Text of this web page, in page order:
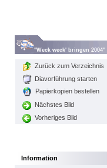
"Weck weck' bringen 2004"
Zurück zum Verzeichnis
Diavorführung starten
Papierkopien bestellen
Nächstes Bild
Vorheriges Bild
Information